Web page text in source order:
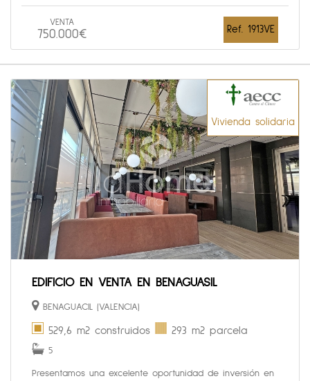
VENTA
750.000€ Ref. 1913VE
Vivienda solidaria
EDIFICIO EN VENTA EN BENAGUASIL
BENAGUACIL (VALENCIA)
529,6 m2 construidos 293 m2 parcela
5
Presentamos una excelente oportunidad de inversión en